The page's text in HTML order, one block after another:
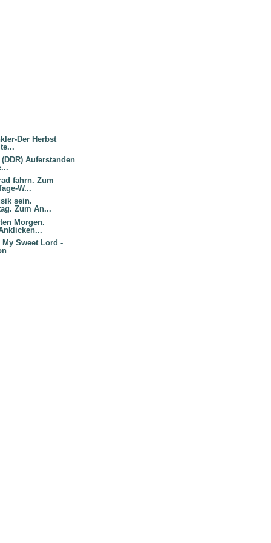
Der Herbst
Auferstanden
fahrn. Zum
W...
sein.
Zum An...
Morgen.
Sweet Lord -